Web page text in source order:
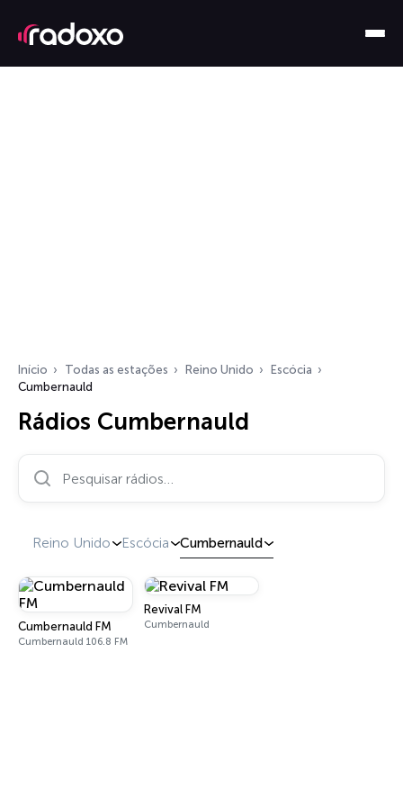
Início Todas as estações Reino Unido
Escócia
Cumbernauld
Rádios Cumbernauld
Reino Unido Escócia Cumbernauld
Cumbernauld FM
Cumbernauld 106.8 FM
Revival FM
Cumbernauld